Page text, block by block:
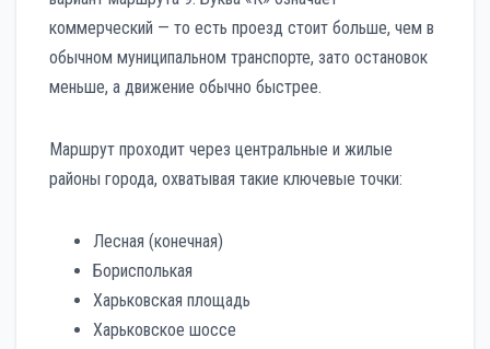
коммерческий — то есть проезд стоит больше, чем в
обычном муниципальном транспорте, зато остановок
меньше, а движение обычно быстрее.
Маршрут проходит через центральные и жилые
районы города, охватывая такие ключевые точки:
Лесная (конечная)
Борисполькая
Харьковская площадь
Харьковское шоссе